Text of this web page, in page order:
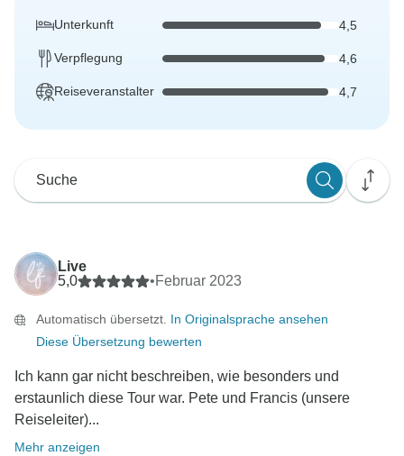
Unterkunft 4,5
Verpflegung 4,6
Reiseveranstalter 4,7
Live
5,0
•Februar 2023
Automatisch übersetzt. In Originalsprache ansehen
Diese Übersetzung bewerten
Ich kann gar nicht beschreiben, wie besonders und
erstaunlich diese Tour war. Pete und Francis (unsere
Reiseleiter)...
Mehr anzeigen